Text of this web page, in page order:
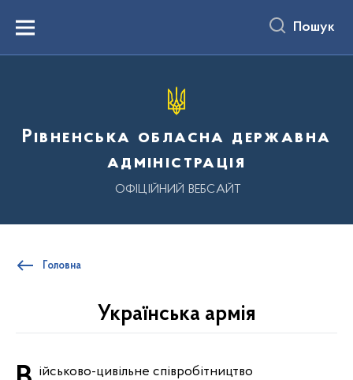
вмістуMenu Пошук
Рівненська обласна державна
адміністрація
ОФІЦІЙНИЙ ВЕБСАЙТ
Головна
Українська армія
Військово-цивільне співробітництво